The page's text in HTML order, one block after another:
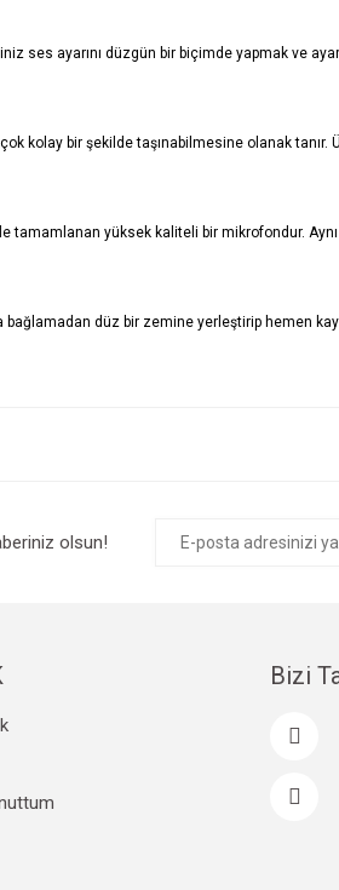
ses ayarını düzgün bir biçimde yapmak ve
kolay bir şekilde taşınabilmesine olanak tanır. Ü
yüksek kaliteli bir mikrofondur.
düz bir zemine yerleştirip hemen
olsun!
Bizi